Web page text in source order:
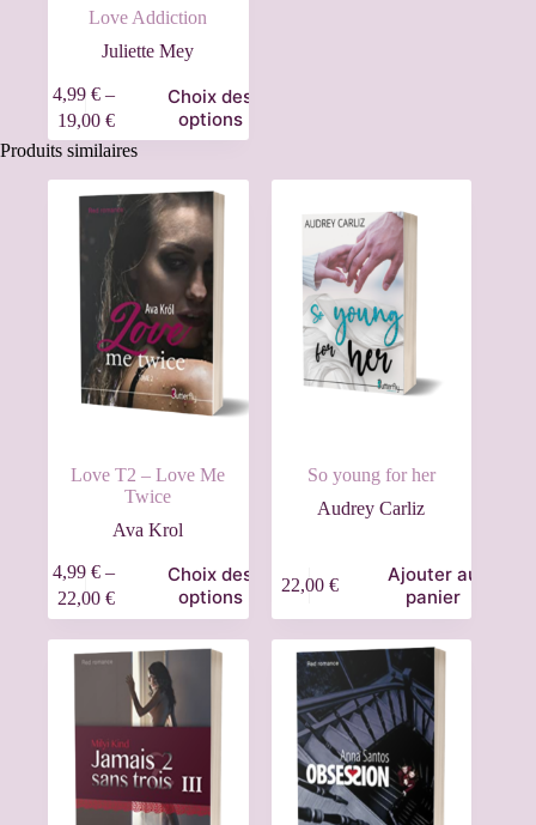
Love Addiction
Juliette Mey
4,99 €–
19,00 €
Choix des
options
Produits similaires
Love T2 – Love Me
Twice
Ava Krol
4,99 €–
22,00 €
Choix des
options
So young for her
Audrey Carliz
22,00 €
Ajouter au
panier